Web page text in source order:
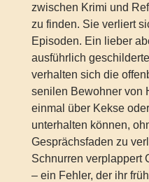
zwischen Krimi und
zu finden. Sie verliert
Episoden. Ein lieber
ausführlich
verhalten sich die
senilen Bewohner von
einmal über Kekse
unterhalten können,
Gesprächsfaden zu
Schnurren verplappert
– ein Fehler, der ihr